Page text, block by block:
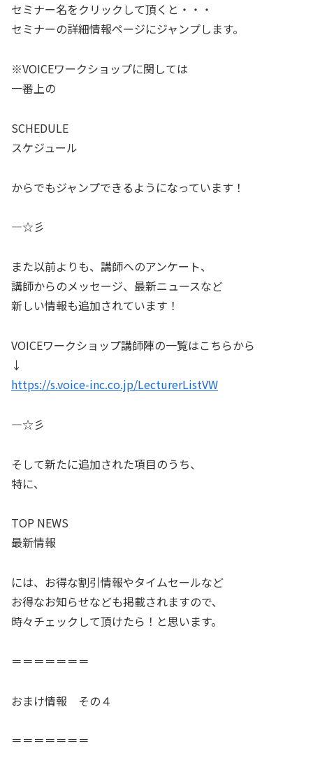
セミナー名をクリックして頂くと・・・
セミナーの詳細情報ページにジャンプします。
※VOICEワークショップに関しては
一番上の
SCHEDULE
スケジュール
からでもジャンプできるようになっています！
—☆彡
また以前よりも、講師へのアンケート、
講師からのメッセージ、最新ニュースなど
新しい情報も追加されています！
VOICEワークショップ講師陣の一覧はこちらから
↓
https://s.voice-inc.co.jp/LecturerListVW
—☆彡
そして新たに追加された項目のうち、
特に、
TOP NEWS
最新情報
には、お得な割引情報やタイムセールなど
お得なお知らせなども掲載されますので、
時々チェックして頂けたら！と思います。
＝＝＝＝＝＝＝
おまけ情報 その４
＝＝＝＝＝＝＝